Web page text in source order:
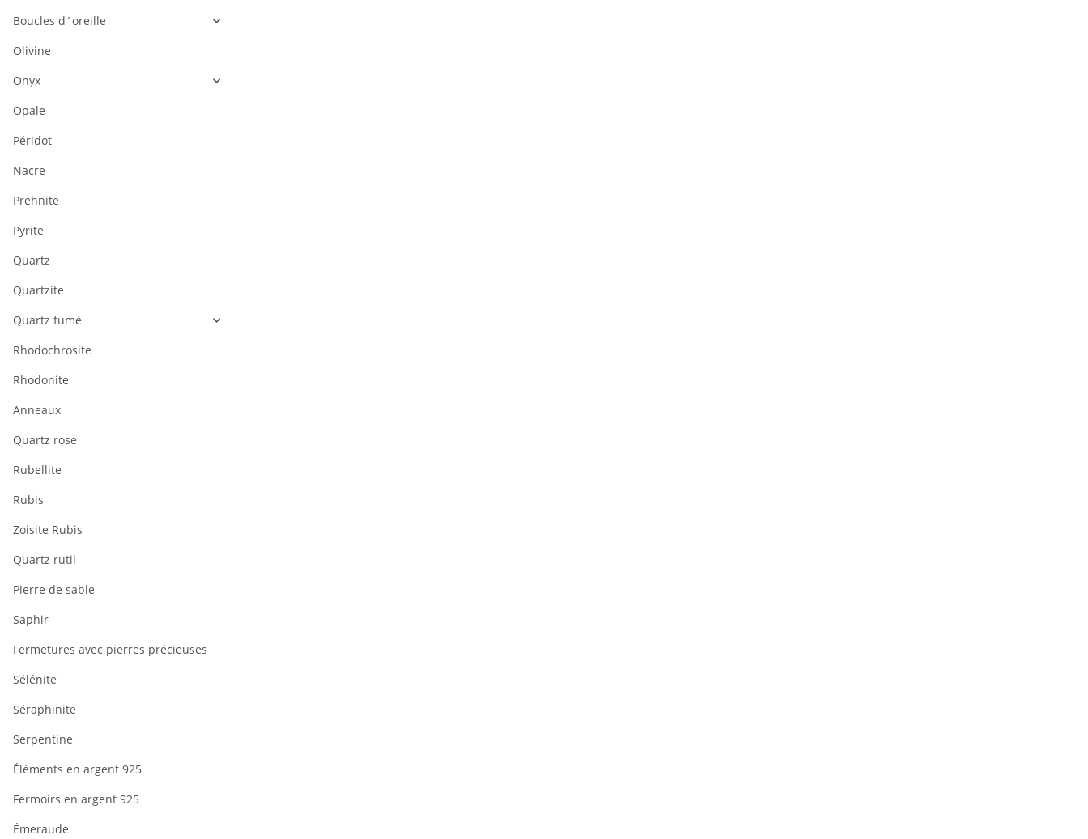
Boucles d´oreille
Olivine
Onyx
Opale
Péridot
Nacre
Prehnite
Pyrite
Quartz
Quartzite
Quartz fumé
Rhodochrosite
Rhodonite
Anneaux
Quartz rose
Rubellite
Rubis
Zoisite Rubis
Quartz rutil
Pierre de sable
Saphir
Fermetures avec pierres précieuses
Sélénite
Séraphinite
Serpentine
Éléments en argent 925
Fermoirs en argent 925
Émeraude